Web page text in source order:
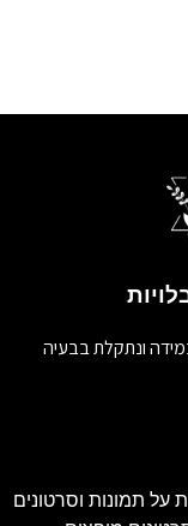
ונתקלת בבעיה
על תמונות וסרטונים